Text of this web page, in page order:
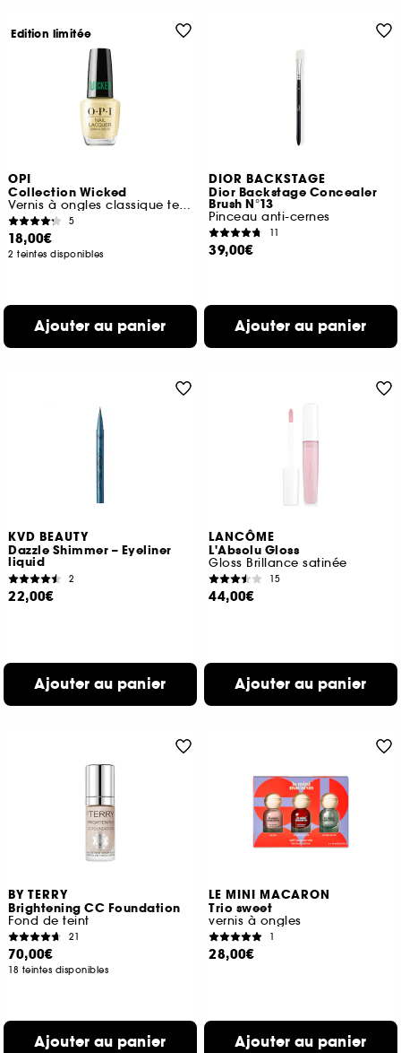
OPI
Collection Wicked
Vernis à ongles classique tenue jusqu'à 7 jours
5
18,00€
2 teintes disponibles
Ajouter au panier
Edition limitée
DIOR BACKSTAGE
Dior Backstage Concealer
Brush N°13
Pinceau anti-cernes
11
39,00€
Ajouter au panier
KVD BEAUTY
Dazzle Shimmer – Eyeliner
liquid
2
22,00€
Ajouter au panier
LANCÔME
L'Absolu Gloss
Gloss Brillance satinée
15
44,00€
Ajouter au panier
BY TERRY
Brightening CC Foundation
Fond de teint
21
70,00€
18 teintes disponibles
Ajouter au panier
LE MINI MACARON
Trio sweet
vernis à ongles
1
28,00€
Ajouter au panier